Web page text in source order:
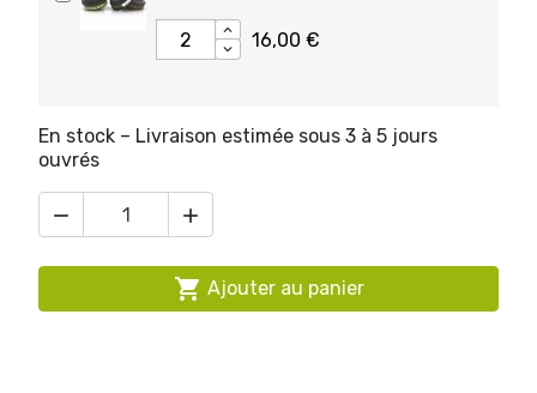
16,00 €
En stock – Livraison estimée sous 3 à 5 jours
ouvrés
 
 Ajouter au panier